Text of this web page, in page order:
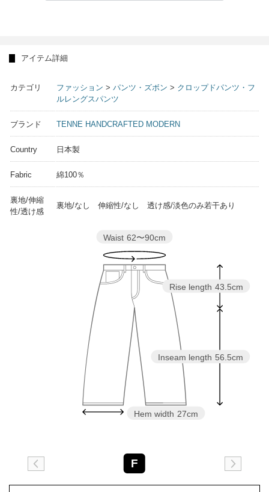
アイテム詳細
カテゴリ ファッション > パンツ・ズボン > クロップドパンツ・フ
ルレングスパンツ
ブランド TENNE HANDCRAFTED MODERN
Country 日本製
Fabric 綿100％
裏地/伸縮
性/透け感
裏地/なし 伸縮性/なし 透け感/淡色のみ若干あり
Inseam length 56.5cm
Rise length 43.5cm
Hem width 27cm
Waist 62〜90cm
F